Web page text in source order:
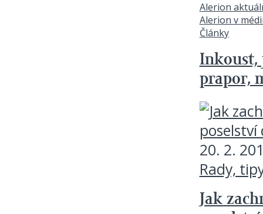
Alerion
Alerion v
Články
Inkoust,
prapor,
20. 2.
Rady,
Jak